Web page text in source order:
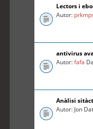
Lectors i
Autor:
antivirus
Autor:fafa
Anàlisi
Autor: Jon